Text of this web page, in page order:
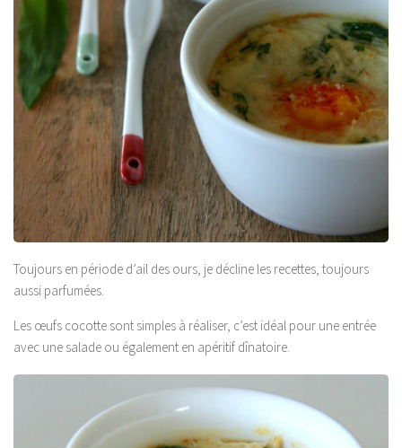
Toujours en période d’ail des ours, je décline les recettes, toujours
aussi parfumées.
Les œufs cocotte sont simples à réaliser, c’est idéal pour une entrée
avec une salade ou également en apéritif dînatoire.